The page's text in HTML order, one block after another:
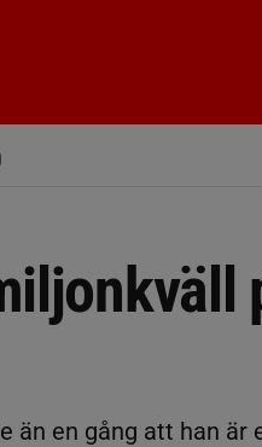
än en gång att han